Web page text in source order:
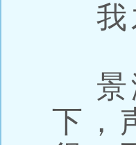
我
景
下，